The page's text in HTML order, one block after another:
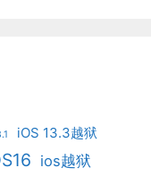
iOS 13.3越狱
ios越狱